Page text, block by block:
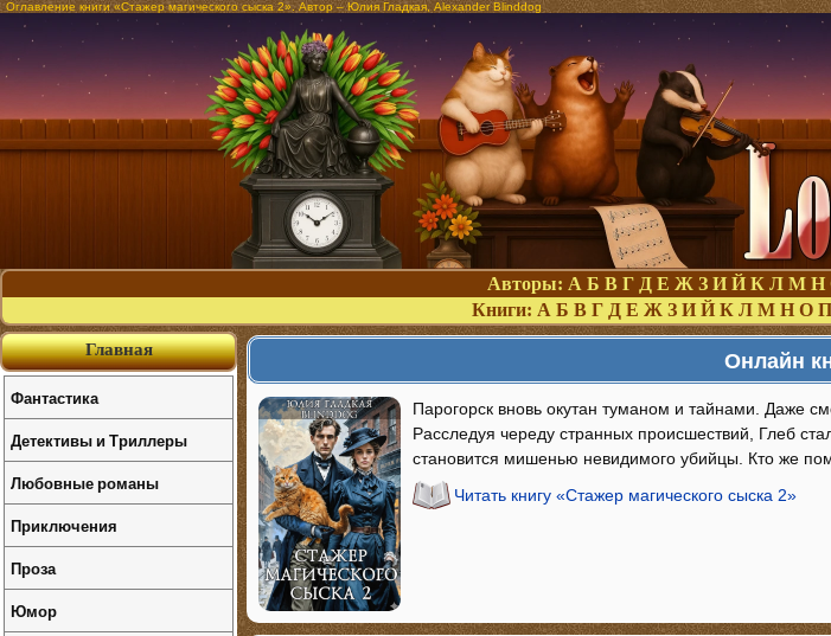
Оглавление книги «Стажер магического сыска 2». Автор – Юлия Гладкая, Alexander Blinddog
Авторы: А Б В Г Д Е Ж З И Й К Л М Н
Книги: А Б В Г Д Е Ж З И Й К Л М Н О П
Онлайн
Парогорск вновь окутан туманом и тайнами. Даже
Расследуя череду странных происшествий, Глеб
становится мишенью невидимого убийцы. Кто же
Читать книгу «Стажер магического сыска 2»
Главная
Фантастика
Детективы и Триллеры
Любовные романы
Приключения
Проза
Юмор